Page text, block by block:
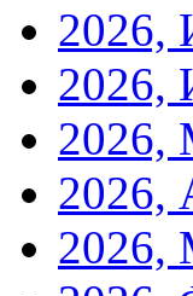
2026,
2026,
2026,
2026,
2026,